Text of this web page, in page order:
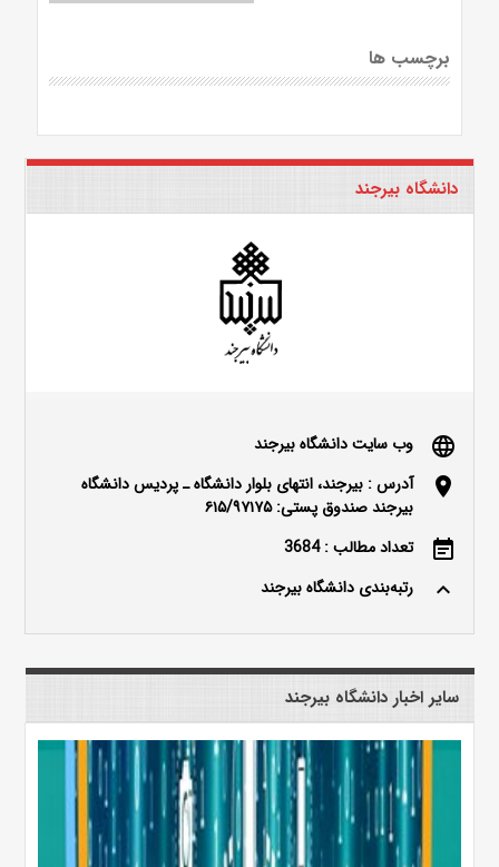
برچسب ها
دانشگاه بیرجند
language وب سایت دانشگاه بیرجند
location_on
آدرس : بیرجند، انتهای بلوار دانشگاه ـ پردیس دانشگاه
بیرجند صندوق پستی: ۶۱۵/۹۷۱۷۵
event_note تعداد مطالب : 3684
keyboard_arrow_up رتبه‌بندی دانشگاه بیرجند
سایر اخبار دانشگاه بیرجند